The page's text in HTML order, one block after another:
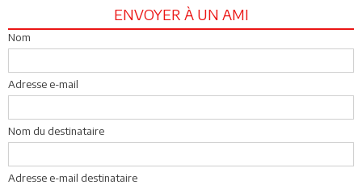
ENVOYER À UN AMI
Nom
Adresse e-mail
Nom du destinataire
Adresse e-mail destinataire